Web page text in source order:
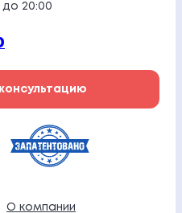
до 20:00
О компании